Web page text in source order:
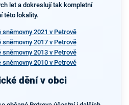
let a dokreslují tak kompletní
této lokality.
2021 v Petrově
2017 v Petrově
2013 v Petrově
2010 v Petrově
dění v obci